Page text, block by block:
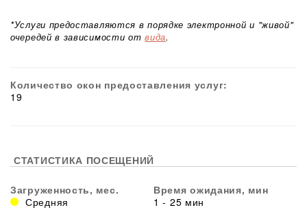
*Услуги предоставляются в порядке электронной и "живой"
очередей в зависимости отвида.
Количество окон предоставления услуг:
19
СТАТИСТИКА ПОСЕЩЕНИЙ
Загруженность, мес.
Средняя
Время ожидания, мин
1 - 25 мин